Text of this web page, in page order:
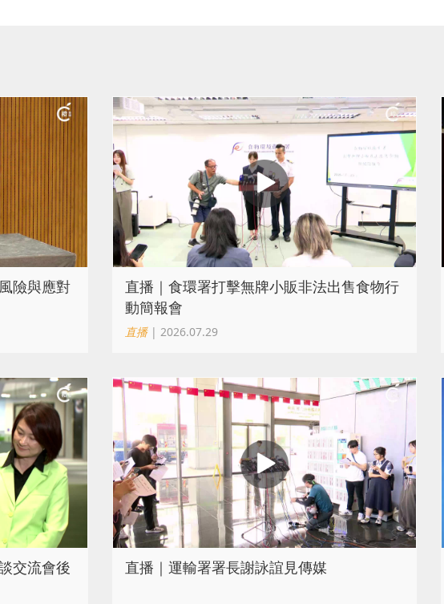
險與應對
直播｜食環署打擊無牌小販非法出售食物行
動簡報會
直播| 2026.07.29
交流會後
直播｜運輸署署長謝詠誼見傳媒